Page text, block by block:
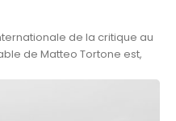
de la critique au
de Matteo Tortone est,